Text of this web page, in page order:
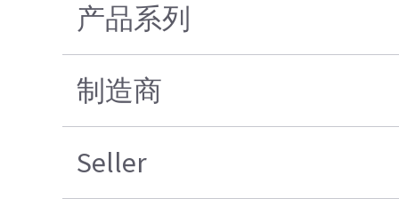
产品系列
制造商
Seller